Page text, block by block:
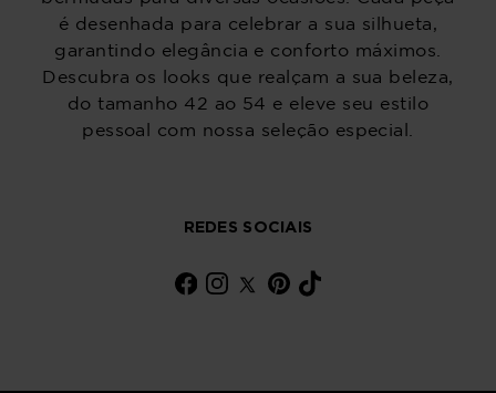
é desenhada para celebrar a sua silhueta,
garantindo elegância e conforto máximos.
Descubra os looks que realçam a sua beleza,
do tamanho 42 ao 54 e eleve seu estilo
pessoal com nossa seleção especial.
REDES SOCIAIS